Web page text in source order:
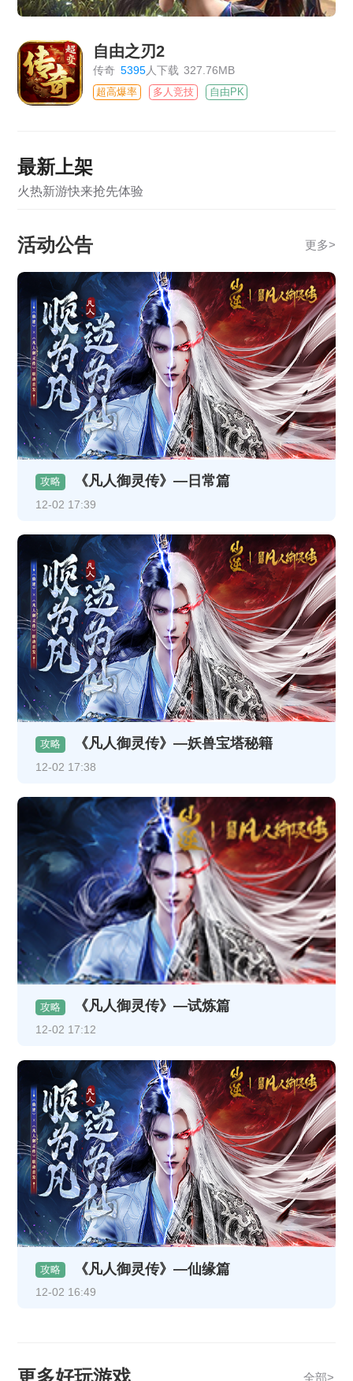
自由之刃2
传奇 5395人下载 327.76MB
超高爆率 多人竞技 自由PK
最新上架
火热新游快来抢先体验
活动公告 更多>
攻略 《凡人御灵传》—日常篇
12-02 17:39
攻略 《凡人御灵传》—妖兽宝塔秘籍
12-02 17:38
攻略 《凡人御灵传》—试炼篇
12-02 17:12
攻略 《凡人御灵传》—仙缘篇
12-02 16:49
全部>